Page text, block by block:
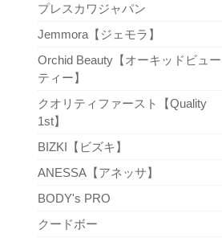
プレスカワジャパン
Jemmora【ジェモラ】
Orchid Beauty【オーキッドビュー
ティー】
クオリティファースト【Quality
1st】
BIZKI【ビズキ】
ANESSA【アネッサ】
BODY's PRO
クードボー